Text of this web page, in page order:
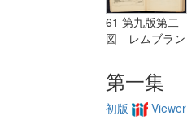
61 第九版第二
図 レムブラン
第一集
初版 Viewer